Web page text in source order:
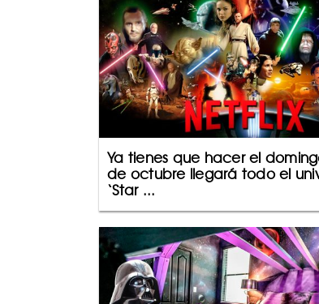
Ya tienes que hacer el
de octubre llegará todo el
‘Star ...